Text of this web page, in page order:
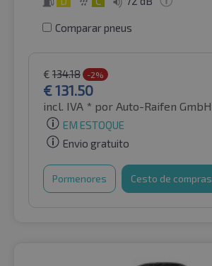
Comparar pneus
€ 134.18 -2%
€131.50
incl. IVA * por Auto-Raifen GmbH
EM ESTOQUE
Envio gratuito
Pormenores Cesto de compras